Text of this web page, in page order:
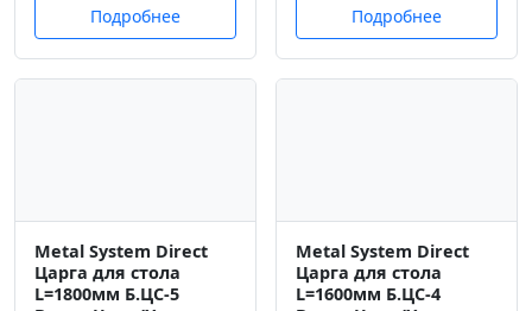
Подробнее Подробнее
Metal System Direct
Царга для стола
L=1800мм Б.ЦС-5
Metal System Direct
Царга для стола
L=1600мм Б.ЦС-4